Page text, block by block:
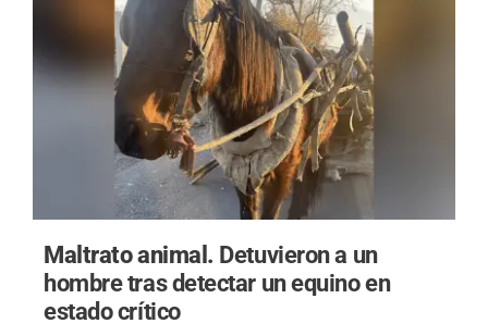
Maltrato animal. Detuvieron a un
hombre tras detectar un equino en
estado crítico